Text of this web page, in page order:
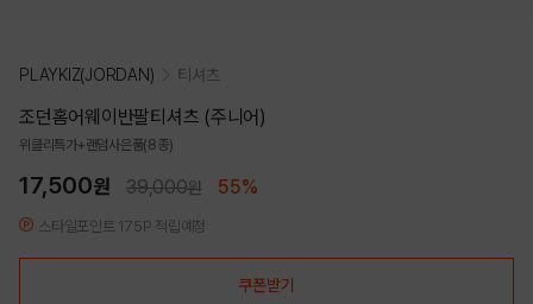
PLAYKIZ(JORDAN) 티셔츠
조던홈어웨이반팔티셔츠 (주니어)
위클리특가+랜덤사은품(8종)
17,500원 39,000원 55%
스타일포인트 175P 적립예정
쿠폰받기